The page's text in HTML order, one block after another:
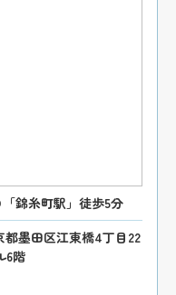
錦糸町駅」徒歩5分
都墨田区江東橋4丁目22
6階